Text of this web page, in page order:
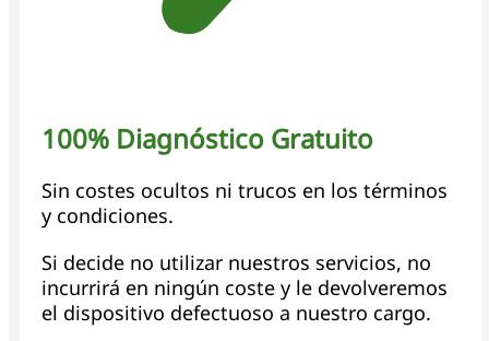
100% Diagnóstico Gratuito
Sin costes ocultos ni trucos en los términos
y condiciones.
Si decide no utilizar nuestros servicios, no
incurrirá en ningún coste y le devolveremos
el dispositivo defectuoso a nuestro cargo.